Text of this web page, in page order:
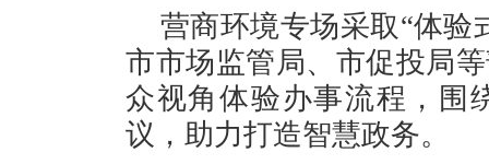
营商环境专场采取“体验
市市场监管局、市促投局
众视角体验办事流程，围
议，助力打造智慧政务。